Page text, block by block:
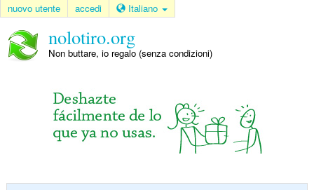
nuovo utente accedi Italiano
nolotiro.org
Non buttare, io regalo (senza condizioni)